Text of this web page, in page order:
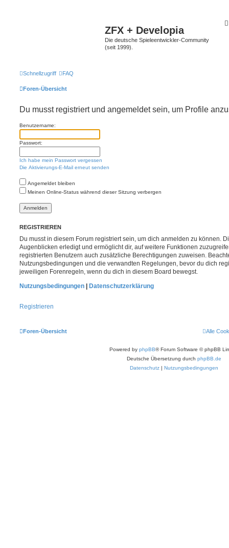
ZFX + Developia
Die deutsche Spieleentwickler-Community
(seit 1999).
Schnellzugriff FAQ
Foren-Übersicht
Du musst registriert und angemeldet sein, um Profile
Benutzername:
Passwort:
Ich habe mein Passwort vergessen
Die Aktivierungs-E-Mail erneut senden
Angemeldet bleiben
Meinen Online-Status während dieser Sitzung verbergen
REGISTRIEREN
Du musst in diesem Forum registriert sein, um dich anmelden zu können.
Augenblicken erledigt und ermöglicht dir, auf weitere Funktionen
registrierten Benutzern auch zusätzliche Berechtigungen zuweisen.
Nutzungsbedingungen und die verwandten Regelungen, bevor du dich
jeweiligen Forenregeln, wenn du dich in diesem Board bewegst.
Nutzungsbedingungen
Datenschutzerklärung
Registrieren
Foren-Übersicht Alle
Powered by phpBB® Forum Software © phpBB
Deutsche Übersetzung durch phpBB.de
Datenschutz | Nutzungsbedingungen